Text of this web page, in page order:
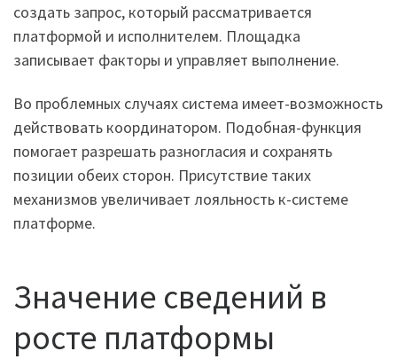
создать запрос, который рассматривается
платформой и исполнителем. Площадка
записывает факторы и управляет выполнение.
Во проблемных случаях система имеет-возможность
действовать координатором. Подобная-функция
помогает разрешать разногласия и сохранять
позиции обеих сторон. Присутствие таких
механизмов увеличивает лояльность к-системе
платформе.
Значение сведений в
росте платформы